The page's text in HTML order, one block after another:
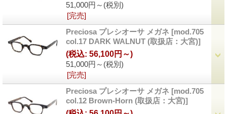
51,000円～ (税別)
[完売]
Preciosa プレシオーサ メガネ [mod.705
col.17 DARK WALNUT (取扱店：大宮)]
51,000円～ (税別)
(税込: 56,100円～)
[完売]
Preciosa プレシオーサ メガネ [mod.705
col.12 Brown-Horn (取扱店：大宮)]